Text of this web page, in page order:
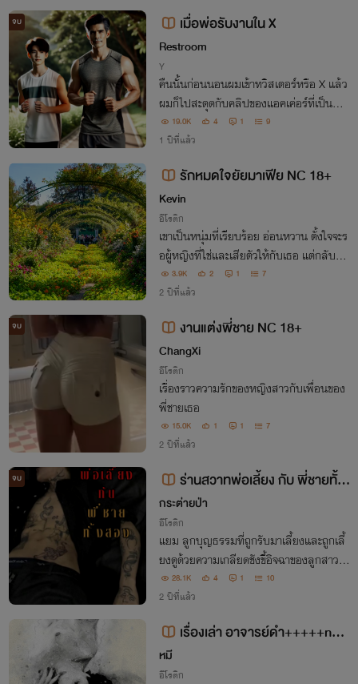
จบ เมื่อพ่อรับงานใน X
Restroom
Y
คืนนั้นก่อนนอนผมเข้าทวิสเตอร์หรือ X แล้ว
ผมก็ไปสะดุดกับคลิปของแอคเค่อร์ที่เป็นสาว
สองคนนึง เมื่อเลื่อนดูไปเรื่อยๆ จนถึงคลิปนึ
งนางขึ้นคำว่า #ชายแท้ #เสือไบ #คุณพ่อลูก
19.0K 4 1 9
1 ปีที่แล้ว
รักหมดใจยัยมาเฟีย NC 18+
Kevin
อีโรติก
เขาเป็นหนุ่มที่เรียบร้อย อ่อนหวาน ตั้งใจจะร
อผู้หญิงที่ใช่และเสียตัวให้กับเธอ แต่กลับไปเ
จอลูกสาวเจ้าพ่อคนหนึ่งเข้า เรื่องราวของทั้ง
คู่จะเป็นอย่างไรต่อไป?
3.9K 2 1 7
2 ปีที่แล้ว
จบ งานแต่งพี่ชาย NC 18+
ChangXi
อีโรติก
เรื่องราวความรักของหญิงสาวกับเพื่อนของ
พี่ชายเธอ
15.0K 1 1 7
2 ปีที่แล้ว
จบ
ร่านสวาทพ่อเลี้ยง กับ พี่ชายทั้ง
สอง 3P 4P NC อ่านฟรี มีE-BOOk
กระต่ายป่า
อีโรติก
แยม ลูกบุญธรรมที่ถูกรับมาเลี้ยงและถูกเลี้
ยงดูด้วยความเกลียดชังขี้อิจฉาของลูกสาวแ
ท้ๆอย่างขิม มาตลอด 15 ปี… เธอทั้งใส่ร้าย
และรังแกแยมที่เป็นน้องคนเล็กมาโดยตลอด
จนวันนึงขิมทนไม่ไหวเลยต้องให้พี่ชายคนรอ
ง..
28.1K 4 1 10
2 ปีที่แล้ว
เรื่องเล่า อาจารย์ดำ+++++nc2
5+++++
หมี
อีโรติก